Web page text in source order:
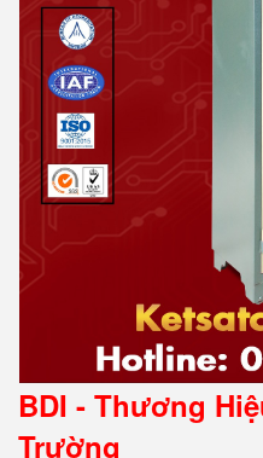
BDI - Thương
Trường